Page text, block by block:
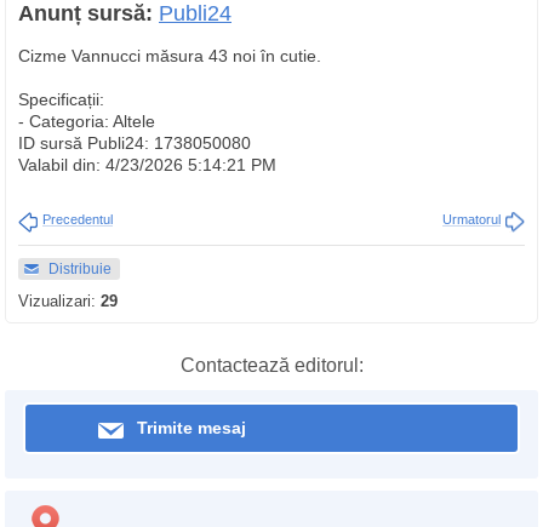
Anunț sursă: Publi24
Cizme Vannucci măsura 43 noi în cutie.
Specificații:
- Categoria: Altele
ID sursă Publi24: 1738050080
Valabil din: 4/23/2026 5:14:21 PM
Precedentul Urmatorul
Distribuie
Vizualizari: 29
Contactează editorul:
Trimite mesaj